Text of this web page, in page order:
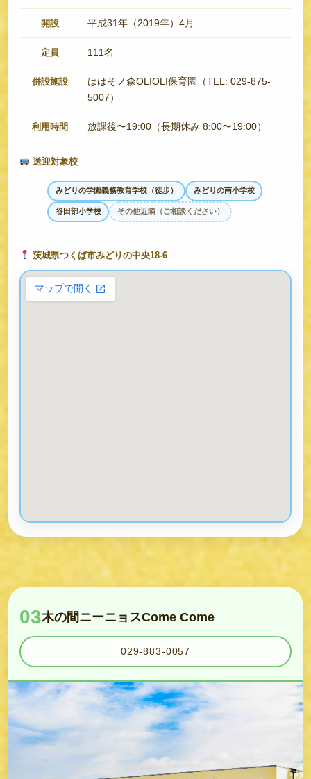
開設 平成31年（2019年）4月
定員 111名
併設施設
ははそノ森OLIOLI保育園（TEL: 029-875-
5007）
利用時間 放課後〜19:00（長期休み 8:00〜19:00）
送迎対象校
みどりの学園義務教育学校（徒歩） みどりの南小学校
谷田部小学校 その他近隣（ご相談ください）
茨城県つくば市みどりの中央18-6
03木の間ニーニョスCome Come
029-883-0057